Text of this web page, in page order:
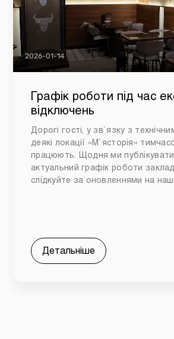
2026-01-14
Графік роботи під час
відключень
Дорогі гості, у зв`язку з
деякі локації «М`ясторія»
працюють. Щодня ми
актуальний графік роботи
слідкуйте за оновленнями на
Детальніше